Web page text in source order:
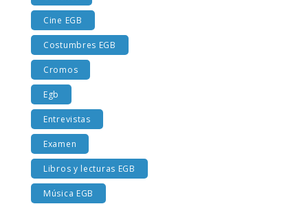
Cine EGB
Costumbres EGB
Cromos
Egb
Entrevistas
Examen
Libros y lecturas EGB
Música EGB